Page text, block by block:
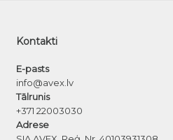
Kontakti
E-pasts
info@avex.lv
Tālrunis
+371 22003030
Adrese